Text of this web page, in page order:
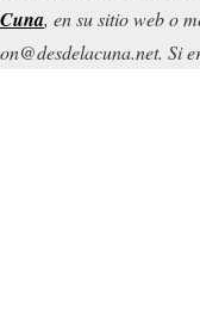
, en su sitio web o
Si